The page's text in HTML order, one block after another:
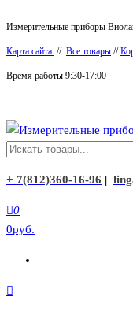
к
содержимому
Измерительные приборы
Карта сайта // Все товары //
Время работы 9:30-17:00
Измерительные
+ 7(812)360-16-96 |
0
0руб.